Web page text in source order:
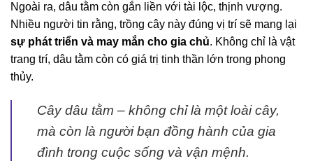
Ngoài ra, dâu tằm còn gắn liền với tài lộc, thịnh vượng.
Nhiều người tin rằng, trồng cây này đúng vị trí sẽ mang lại
sự phát triển và may mắn cho gia chủ. Không chỉ là vật
trang trí, dâu tằm còn có giá trị tinh thần lớn trong phong
thủy.
Cây dâu tằm – không chỉ là một loài cây,
mà còn là người bạn đồng hành của gia
đình trong cuộc sống và vận mệnh.